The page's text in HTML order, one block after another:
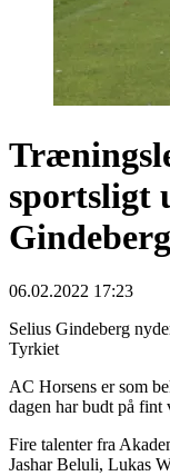
sportsligt
Gindeberg
06.02.2022 17:23
Selius Gindeberg
Tyrkiet
AC Horsens er som
dagen har budt på fint
Fire talenter fra
Jashar Beluli, Lukas